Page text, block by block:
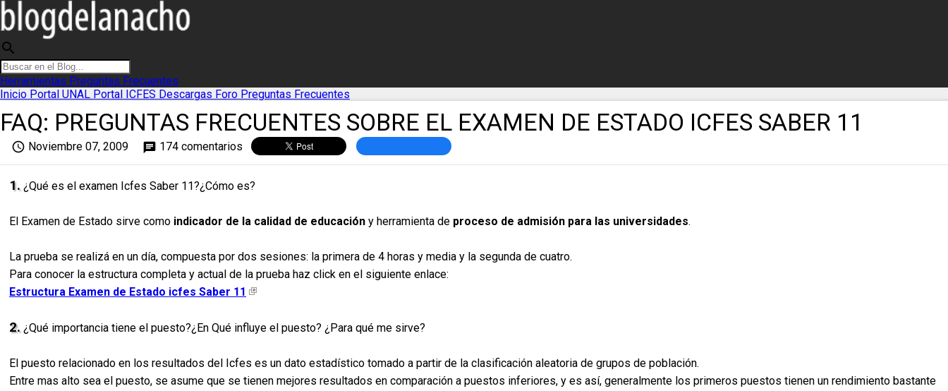
search
Herramientas Preguntas Frecuentes
Inicio Portal UNAL Portal ICFES Descargas Foro Preguntas Frecuentes
FAQ: PREGUNTAS FRECUENTES SOBRE EL EXAMEN DE ESTADO ICFES SABER 11
access_time Noviembre 07, 2009 chat 174 comentarios
1.¿Qué es el examen Icfes Saber 11?¿Cómo es?
El Examen de Estado sirve como indicador de la calidad de educación y herramienta de proceso de admisión para las universidades.
La prueba se realizá en un día, compuesta por dos sesiones: la primera de 4 horas y media y la segunda de cuatro.
Para conocer la estructura completa y actual de la prueba haz click en el siguiente enlace:
Estructura Examen de Estado icfes Saber 11
2.¿Qué importancia tiene el puesto?¿En Qué influye el puesto? ¿Para qué me sirve?
El puesto relacionado en los resultados del Icfes es un dato estadístico tomado a partir de la clasificación aleatoria de grupos de población.
Entre mas alto sea el puesto, se asume que se tienen mejores resultados en comparación a puestos inferiores, y es así, generalmente los primeros puestos tienen un rendimiento bastante